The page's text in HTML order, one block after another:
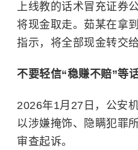
上线教的话术冒充证券
将现金取走。茹某在拿
指示，将全部现金转交给
不要轻信“稳赚不赔”等
2026年1月27日，公安
以涉嫌掩饰、隐瞒犯罪
审查起诉。